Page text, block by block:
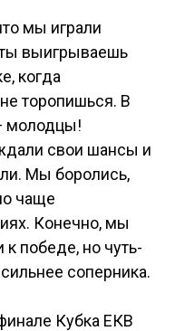
мы играли
выигрываешь
когда
торопишься. В
молодцы!
свои шансы и
Мы боролись,
чаще
Конечно, мы
победе, но чуть-
соперника.
Кубка ЕКВ